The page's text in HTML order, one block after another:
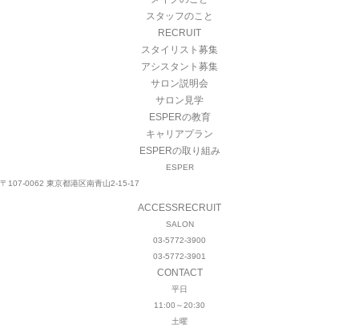
スタッフのこと
RECRUIT
スタイリスト募集
アシスタント募集
サロン説明会
サロン見学
ESPERの教育
キャリアプラン
ESPERの取り組み
ESPER
〒107-0062 東京都港区南青山2-15-17
ACCESSRECRUIT
SALON
03-5772-3900
03-5772-3901
CONTACT
平日
11:00～20:30
土曜